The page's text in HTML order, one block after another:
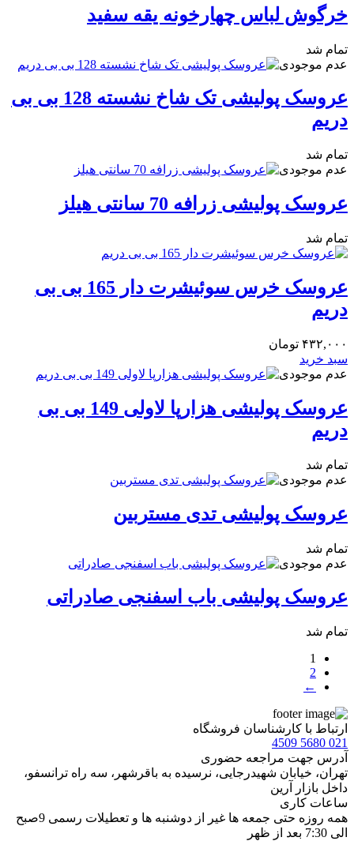
خرگوش لباس چهارخونه یقه سفید
تمام شد
عدم موجودی
عروسک پولیشی تک شاخ نشسته 128 بی بی
دریم
تمام شد
عدم موجودی
عروسک پولیشی زرافه 70 سانتی هیلز
تمام شد
عروسک خرس سوئیشرت دار 165 بی بی
دریم
۴۳۲,۰۰۰ تومان
سبد خرید
عدم موجودی
عروسک پولیشی هزارپا لاولی 149 بی بی
دریم
تمام شد
عدم موجودی
عروسک پولیشی تدی مستربین
تمام شد
عدم موجودی
عروسک پولیشی باب اسفنجی صادراتی
تمام شد
1
2
←
ارتباط با کارشناسان فروشگاه
021 5680 4509
آدرس جهت مراجعه حضوری
تهران، خيابان شهيدرجايى، نرسیده به باقرشهر، سه راه ترانسفو،
داخل بازار آرین
ساعات کاری
همه روزه حتی جمعه ها غیر از دوشنبه ها و تعطیلات رسمی 9صبح
الی 7:30 بعد از ظهر